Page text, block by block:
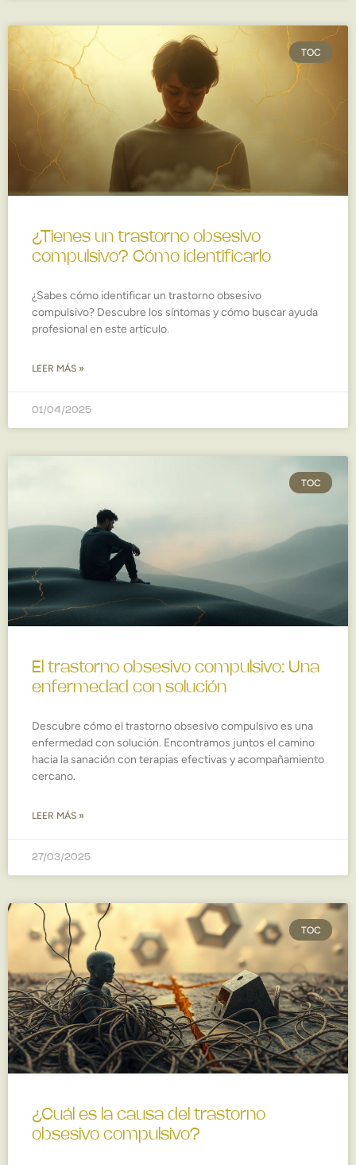
TOC
¿Tienes un trastorno obsesivo
compulsivo? Cómo identificarlo
¿Sabes cómo identificar un trastorno obsesivo
compulsivo? Descubre los síntomas y cómo buscar ayuda
profesional en este artículo.
LEER MÁS »
01/04/2025
TOC
El trastorno obsesivo compulsivo: Una
enfermedad con solución
Descubre cómo el trastorno obsesivo compulsivo es una
enfermedad con solución. Encontramos juntos el camino
hacia la sanación con terapias efectivas y acompañamiento
cercano.
LEER MÁS »
27/03/2025
TOC
¿Cuál es la causa del trastorno
obsesivo compulsivo?